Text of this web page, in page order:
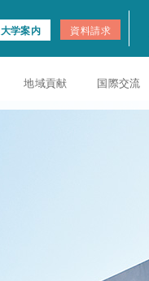
大学案内 資料請求
地域貢献 国際交流